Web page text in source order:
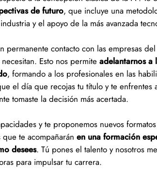
de futuro, que incluye una
y el apoyo de la más avanzada
permanente contacto con las empresas
Esto nos permite adelantarnos a
, formando a los profesionales en las
el día que recojas tu título y te enfrentes
tomaste la decisión más acertada.
y te proponemos nuevos
te acompañarán en una formación
desees. Tú pones el talento y nosotros
para impulsar tu carrera.